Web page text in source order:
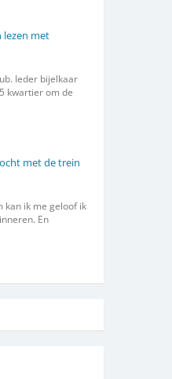
lezen met
Ieder bijelkaar
kwartier om de
met de trein
kan ik me geloof ik
En